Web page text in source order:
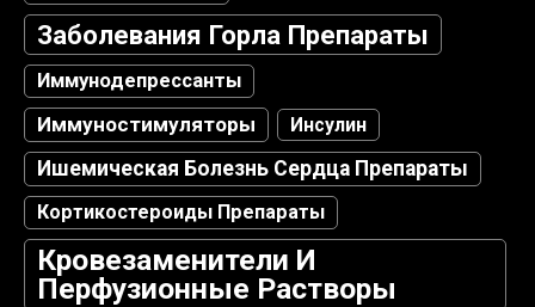
Заболевания Горла Препараты
Иммунодепрессанты
Иммуностимуляторы Инсулин
Ишемическая Болезнь Сердца Препараты
Кортикостероиды Препараты
Кровезаменители И
Перфузионные Растворы